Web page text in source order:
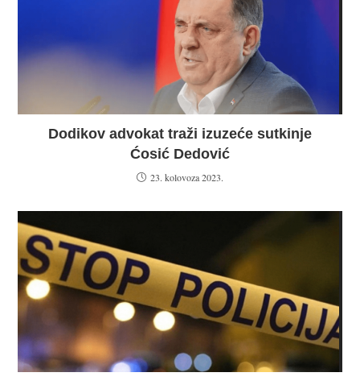
Dodikov advokat traži izuzeće sutkinje
Ćosić Dedović
23. kolovoza 2023.